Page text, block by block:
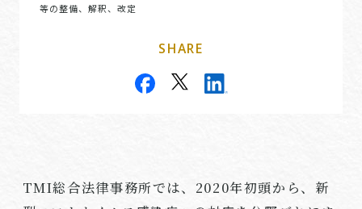
等の整備、解釈、改定
SHARE
TMI総合法律事務所では、 2020年初頭から、新